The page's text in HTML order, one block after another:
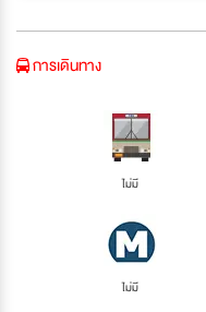
การเดินทาง
ไม่มี
ไม่มี